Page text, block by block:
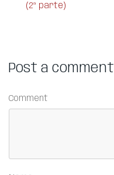
(2ª parte)
Post a comment
Comment